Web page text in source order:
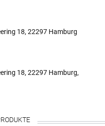
18, 22297 Hamburg
18, 22297 Hamburg,